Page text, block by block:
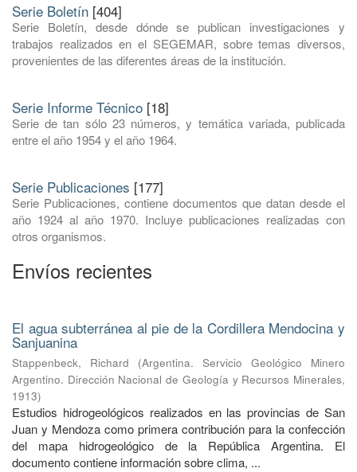
Serie Boletín [404]
Serie Boletín, desde dónde se publican investigaciones y
trabajos realizados en el SEGEMAR, sobre temas diversos,
provenientes de las diferentes áreas de la institución.
Serie Informe Técnico [18]
Serie de tan sólo 23 números, y temática variada, publicada
entre el año 1954 y el año 1964.
Serie Publicaciones [177]
Serie Publicaciones, contiene documentos que datan desde el
año 1924 al año 1970. Incluye publicaciones realizadas con
otros organismos.
Envíos recientes
El agua subterránea al pie de la Cordillera Mendocina y
Sanjuanina
Stappenbeck, Richard (Argentina. Servicio Geológico Minero
Argentino. Dirección Nacional de Geología y Recursos Minerales,
1913)
Estudios hidrogeológicos realizados en las provincias de San
Juan y Mendoza como primera contribución para la confección
del mapa hidrogeológico de la República Argentina. El
documento contiene información sobre clima, ...